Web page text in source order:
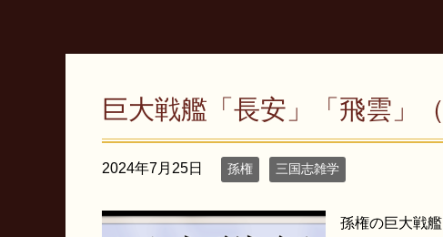
巨大戦艦「長安」「飛雲」
2024年7月25日 孫権 三国志雑学
孫権の巨大戦